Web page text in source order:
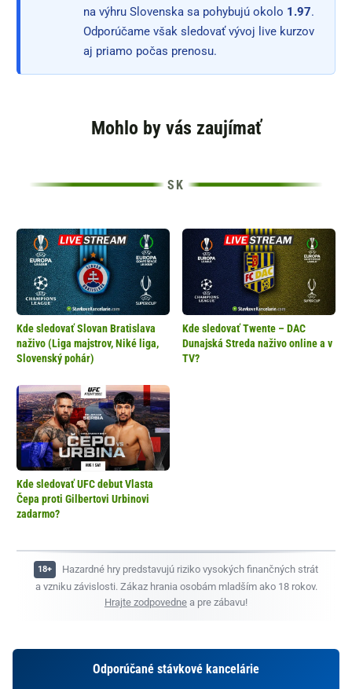
na výhru Slovenska sa pohybujú okolo 1.97.
Odporúčame však sledovať vývoj live kurzov
aj priamo počas prenosu.
Mohlo by vás zaujímať
Kde sledovať Slovan Bratislava
naživo (Liga majstrov, Niké liga,
Slovenský pohár)
Kde sledovať Twente – DAC
Dunajská Streda naživo online a v
TV?
Kde sledovať UFC debut Vlasta
Čepa proti Gilbertovi Urbinovi
zadarmo?
Hazardné hry predstavujú riziko vysokých finančných strát
a vzniku závislosti. Zákaz hrania osobám mladším ako 18 rokov.
Hrajte zodpovedne a pre zábavu!
Odporúčané stávkové kancelárie